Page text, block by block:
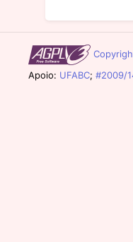
Apoio: UFABC; #2009/